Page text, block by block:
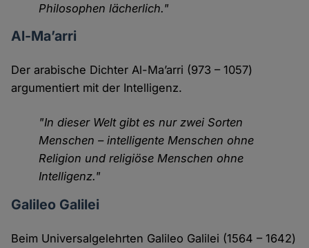
Philosophen lächerlich."
Al-Ma’arri
Der arabische Dichter Al-Ma’arri (973 – 1057)
argumentiert mit der Intelligenz.
"In dieser Welt gibt es nur zwei Sorten
Menschen – intelligente Menschen ohne
Religion und religiöse Menschen ohne
Intelligenz."
Galileo Galilei
Beim Universalgelehrten Galileo Galilei (1564 – 1642)